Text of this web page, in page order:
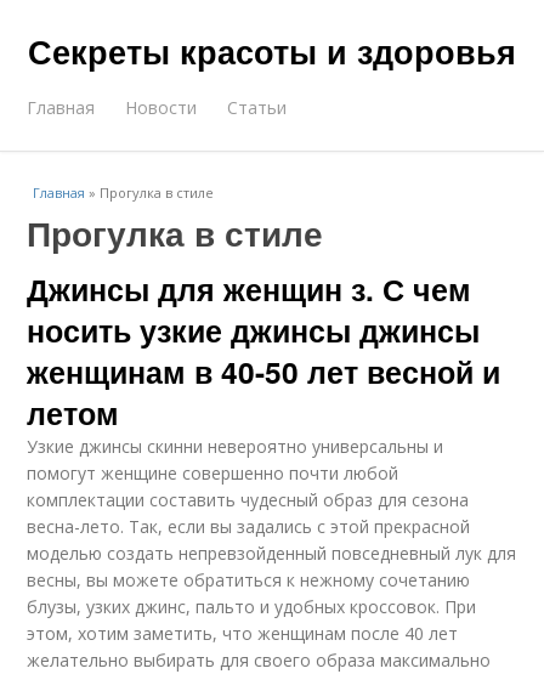
Секреты красоты и здоровья
Главная Новости Статьи
Главная » Прогулка в стиле
Прогулка в стиле
Джинсы для женщин з. С чем
носить узкие джинсы джинсы
женщинам в 40-50 лет весной и
летом
Узкие джинсы скинни невероятно универсальны и
помогут женщине совершенно почти любой
комплектации составить чудесный образ для сезона
весна-лето. Так, если вы задались с этой прекрасной
моделью создать непревзойденный повседневный лук для
весны, вы можете обратиться к нежному сочетанию
блузы, узких джинс, пальто и удобных кроссовок. При
этом, хотим заметить, что женщинам после 40 лет
желательно выбирать для своего образа максимально